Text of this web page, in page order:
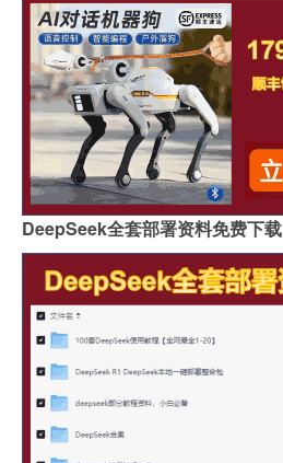
DeepSeek全套部署资料免费下载